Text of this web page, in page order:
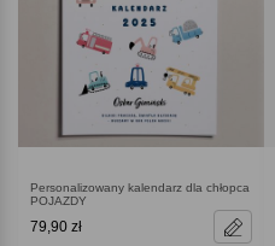
Personalizowany kalendarz dla chłopca
POJAZDY
79,90 zł